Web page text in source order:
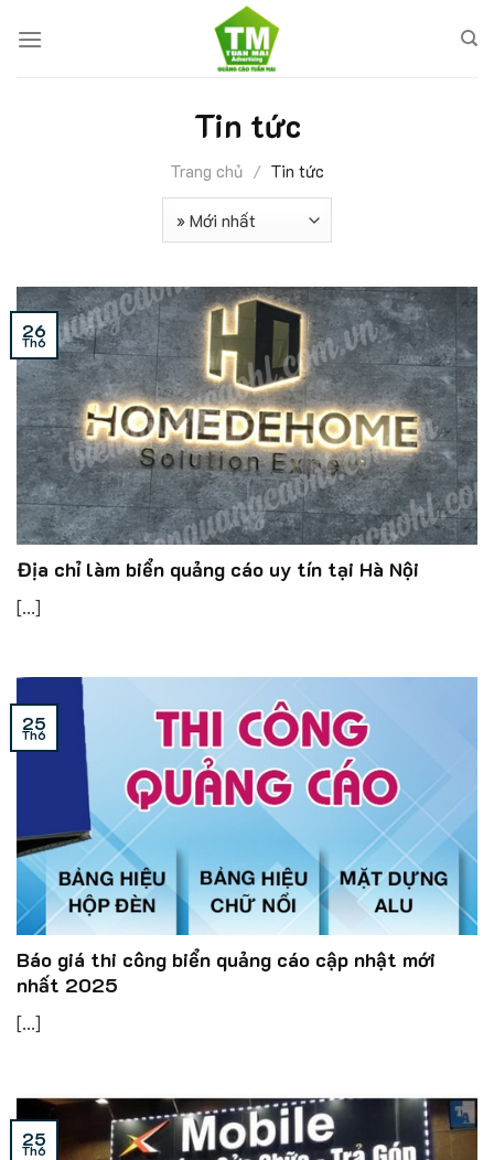
Tin tức
Trang chủ / Tin tức
Địa chỉ làm biển quảng cáo uy tín tại Hà Nội
[...]
26
Th6
Báo giá thi công biển quảng cáo cập nhật mới
nhất 2025
[...]
25
Th6
25
Th6